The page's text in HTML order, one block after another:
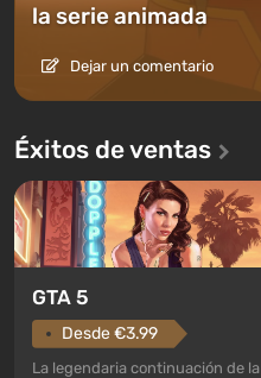
la serie animada
Dejar un comentario
Éxitos de ventas
GTA 5
Desde €3.99
La legendaria continuación de la